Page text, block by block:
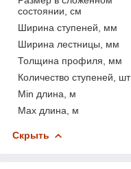
состоянии, см
Ширина ступеней, мм
Ширина лестницы, мм
Толщина профиля, мм
Количество ступеней, шт
Min длина, м
Max длина, м
Скрыть